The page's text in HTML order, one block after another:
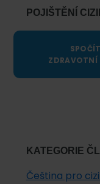
POJIŠTĚNÍ
ZDRAVOTNÍ
KATEGORIE
Čeština pro